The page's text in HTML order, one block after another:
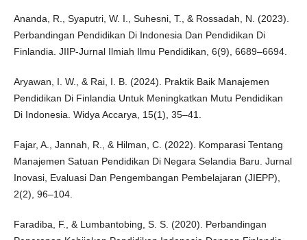
Ananda, R., Syaputri, W. I., Suhesni, T., & Rossadah, N. (2023).
Perbandingan Pendidikan Di Indonesia Dan Pendidikan Di
Finlandia. JIIP-Jurnal Ilmiah Ilmu Pendidikan, 6(9), 6689–6694.
Aryawan, I. W., & Rai, I. B. (2024). Praktik Baik Manajemen
Pendidikan Di Finlandia Untuk Meningkatkan Mutu Pendidikan
Di Indonesia. Widya Accarya, 15(1), 35–41.
Fajar, A., Jannah, R., & Hilman, C. (2022). Komparasi Tentang
Manajemen Satuan Pendidikan Di Negara Selandia Baru. Jurnal
Inovasi, Evaluasi Dan Pengembangan Pembelajaran (JIEPP),
2(2), 96–104.
Faradiba, F., & Lumbantobing, S. S. (2020). Perbandingan